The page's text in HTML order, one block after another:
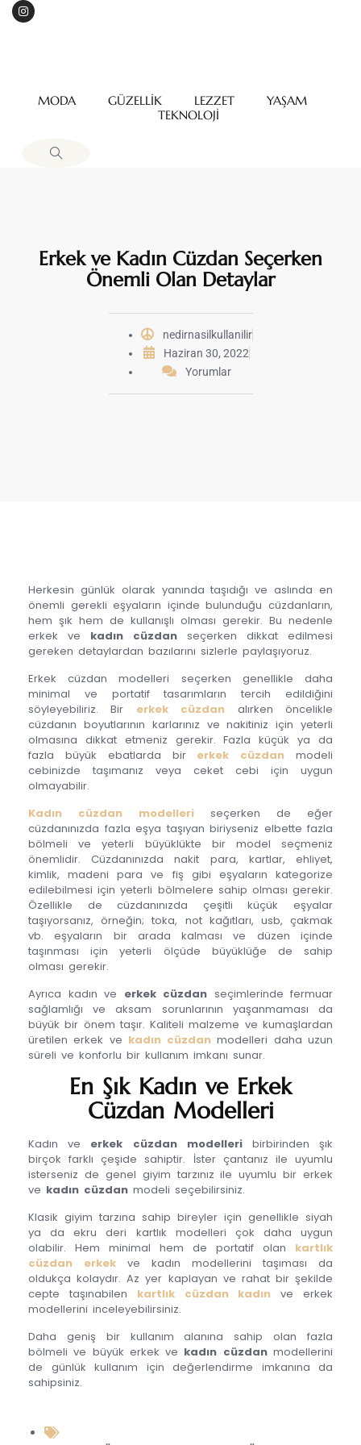
MODA GÜZELLİK LEZZET
YAŞAM
TEKNOLOJİ
Erkek ve Kadın Cüzdan Seçerken
Önemli Olan Detaylar
nedirnasilkullanilir
Haziran 30, 2022
Yorumlar
Herkesin günlük olarak yanında taşıdığı ve aslında en
önemli gerekli eşyaların içinde bulunduğu cüzdanların,
hem şık hem de kullanışlı olması gerekir. Bu nedenle
erkek ve kadın cüzdan seçerken dikkat edilmesi
gereken detaylardan bazılarını sizlerle paylaşıyoruz.
Erkek cüzdan modelleri seçerken genellikle daha
minimal ve portatif tasarımların tercih edildiğini
söyleyebiliriz. Bir erkek cüzdan alırken öncelikle
cüzdanın boyutlarının karlarınız ve nakitiniz için yeterli
olmasına dikkat etmeniz gerekir. Fazla küçük ya da
fazla büyük ebatlarda bir erkek cüzdanmodeli
cebinizde taşımanız veya ceket cebi için uygun
olmayabilir.
Kadın cüzdan modelleri seçerken de eğer
cüzdanınızda fazla eşya taşıyan biriyseniz elbette fazla
bölmeli ve yeterli büyüklükte bir model seçmeniz
önemlidir. Cüzdanınızda nakit para, kartlar, ehliyet,
kimlik, madeni para ve fiş gibi eşyaların kategorize
edilebilmesi için yeterli bölmelere sahip olması gerekir.
Özellikle de cüzdanınızda çeşitli küçük eşyalar
taşıyorsanız, örneğin; toka, not kağıtları, usb, çakmak
vb. eşyaların bir arada kalması ve düzen içinde
taşınması için yeterli ölçüde büyüklüğe de sahip
olması gerekir.
Ayrıca kadın ve erkek cüzdan seçimlerinde fermuar
sağlamlığı ve aksam sorunlarının yaşanmaması da
büyük bir önem taşır. Kaliteli malzeme ve kumaşlardan
üretilen erkek ve kadın cüzdanmodelleri daha uzun
süreli ve konforlu bir kullanım imkanı sunar.
En Şık Kadın ve Erkek
Cüzdan Modelleri
Kadın ve erkek cüzdan modelleri birbirinden şık
birçok farklı çeşide sahiptir. İsterçantanız ile uyumlu
isterseniz de genel giyim tarzınız ile uyumlu bir erkek
ve kadın cüzdan modeli seçebilirsiniz.
Klasik giyim tarzına sahip bireyler için genellikle siyah
ya da ekru deri kartlık modelleri çok daha uygun
olabilir. Hem minimal hem de portatif olan kartlık
cüzdan erkek ve kadın modellerini taşıması da
oldukça kolaydır. Az yer kaplayan ve rahat bir şekilde
cepte taşınabilen kartlık cüzdan kadınve erkek
modellerini inceleyebilirsiniz.
Daha geniş bir kullanım alanına sahip olan fazla
bölmeli ve büyük erkek ve kadın cüzdanmodellerini
de günlük kullanım için değerlendirme imkanına da
sahipsiniz.